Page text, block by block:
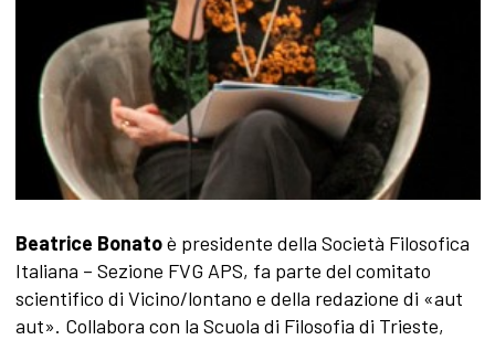
Beatrice Bonatoè presidente della Società Filosofica
Italiana – Sezione FVG APS, fa parte del comitato
scientifico di Vicino/lontano e della redazione di «aut
aut». Collabora con la Scuola di Filosofia di Trieste,